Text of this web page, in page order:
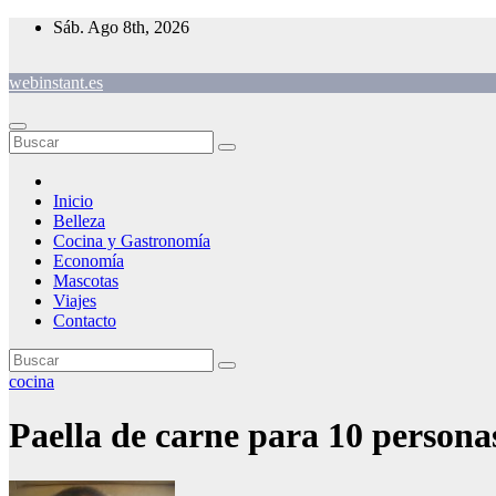
Saltar
Sáb. Ago 8th, 2026
webinstant.es
Inicio
Belleza
Cocina y Gastronomía
Economía
Mascotas
Viajes
Contacto
cocina
Paella de carne para 10